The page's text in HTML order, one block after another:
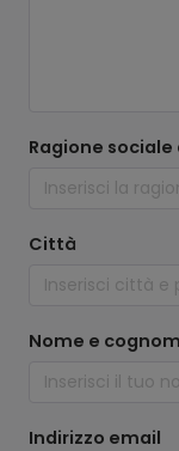
Ragione sociale
Città
Nome e
Indirizzo email